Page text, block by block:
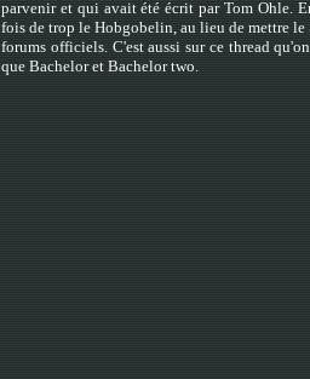
parvenir et qui avait été écrit par Tom Ohle.
fois de trop le Hobgobelin, au lieu de mettre
forums officiels. C'est aussi sur ce thread
que Bachelor et Bachelor two.